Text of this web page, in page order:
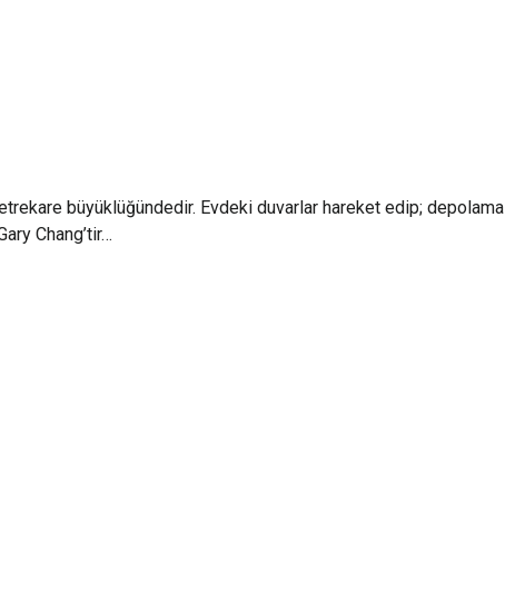
büyüklüğündedir. Evdeki duvarlar hareket edip; depolama
Chang’tir…